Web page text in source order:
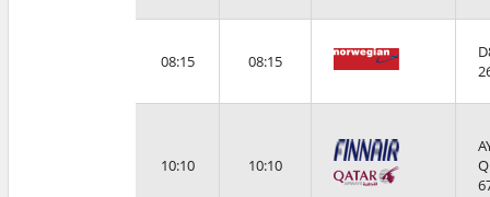
08:15 08:15
10:10 10:10